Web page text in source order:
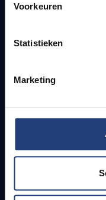
Voorkeuren
Statistieken
Marketing
Jobs
Personeel